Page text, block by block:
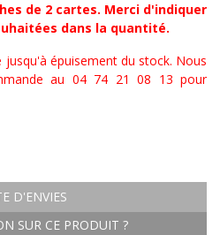
de 2 cartes. Merci d'indiquer
dans la quantité.
jusqu'à épuisement du stock. Nous
au 04 74 21 08 13 pour
D'ENVIES
SUR CE PRODUIT ?